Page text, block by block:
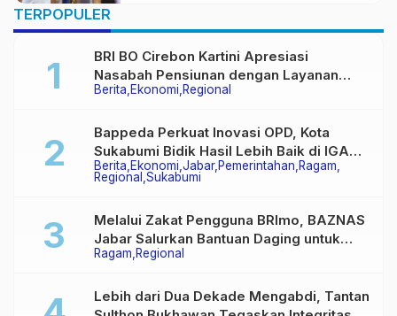
TERPOPULER
Berita Ekonomi Regional
BRI BO Cirebon Kartini Apresiasi
Nasabah Pensiunan dengan Layanan
Terpadu, Literasi Keuangan hingga
Berita Ekonomi Jabar Pemerintahan Ragam
Regional Sukabumi
Bappeda Perkuat Inovasi OPD, Kota
Sukabumi Bidik Hasil Lebih Baik di IGA
2026
Ragam Regional
Melalui Zakat Pengguna BRImo, BAZNAS
Jabar Salurkan Bantuan Daging untuk
Masyarakat Desa Ciririp
Lebih dari Dua Dekade Mengabdi, Tantan